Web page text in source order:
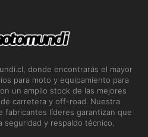
donde encontrarás el mayor
para moto y equipamiento para
un amplio stock de las mejores
carretera y off-road. Nuestra
fabricantes líderes garantizan que
seguridad y respaldo técnico.